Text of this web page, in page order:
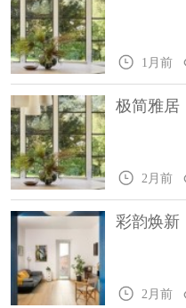
1月前
极简雅居
2月前
彩韵焕新
2月前